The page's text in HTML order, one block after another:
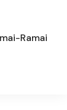
Ramai